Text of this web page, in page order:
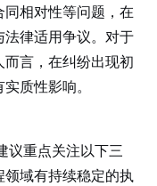
相对性等问题，在
律适用争议。对于
言，在纠纷出现初
质性影响。
议重点关注以下三
域有持续稳定的执